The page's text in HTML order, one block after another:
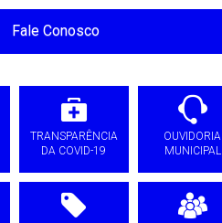
Fale Conosco
TRANSPARÊNCIA
DA COVID-19
OUVIDORIA
MUNICIPAL